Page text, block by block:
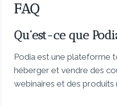
FAQ
Qu’est-ce que
Podia est une plateforme
héberger et vendre des
webinaires et des produits